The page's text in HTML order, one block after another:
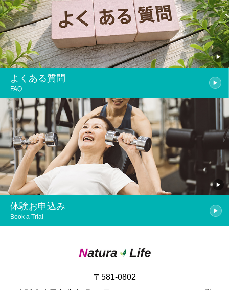
よくある質問
FAQ
体験お申込み
Book a Trial
〒581-0802